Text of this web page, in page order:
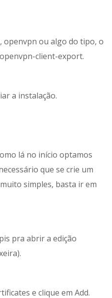
openvpn ou algo do tipo, o
client-export.
a instalação.
lá no início optamos
que se crie um
simples, basta ir em
pra abrir a edição
e clique em Add.